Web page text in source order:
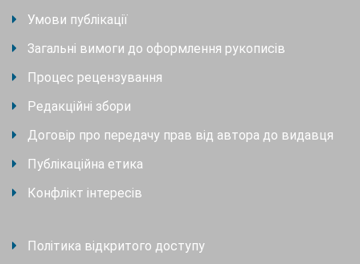
Умови публікації
Загальні вимоги до оформлення рукописів
Процес рецензування
Редакційні збори
Договір про передачу прав від автора до видавця
Публікаційна етика
Конфлікт інтересів
Політика відкритого доступу